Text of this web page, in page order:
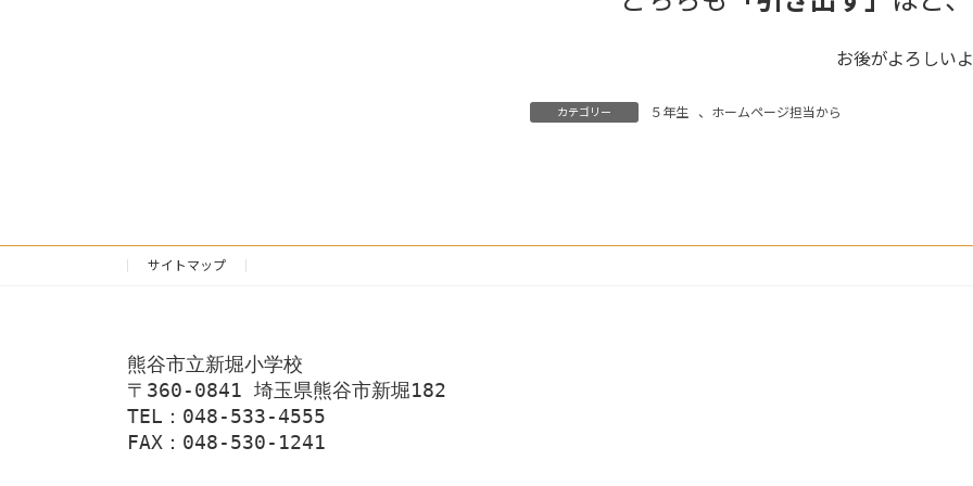
お後がよろしい
カテゴリー ５年生 、 ホームページ担当から
サイトマップ
熊谷市立新堀小学校
〒360-0841 埼玉県熊谷市新堀182
TEL：048-533-4555
FAX：048-530-1241